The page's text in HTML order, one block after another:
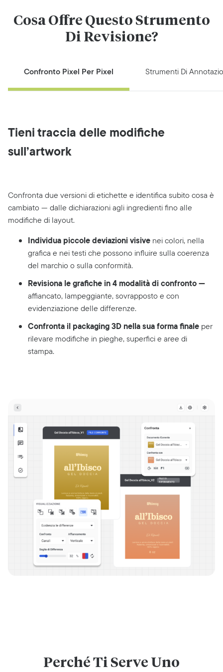
Cosa Offre Questo Strumento
Di Revisione?
Confronto Pixel Per Pixel Strumenti Di
Tieni traccia delle modifiche
sull’artwork
Confronta due versioni di etichette e identifica subito cosa è
cambiato — dalle dichiarazioni agli ingredienti fino alle
modifiche di layout.
Individua piccole deviazioni visive nei colori, nella
grafica e nei testi che possono influire sulla coerenza
del marchio o sulla conformità.
Revisiona le grafiche in 4 modalità di confronto —
affiancato, lampeggiante, sovrapposto e con
evidenziazione delle differenze.
Confronta il packaging 3D nella sua forma finale per
rilevare modifiche in pieghe, superfici e aree di
stampa.
Perché Ti Serve Uno